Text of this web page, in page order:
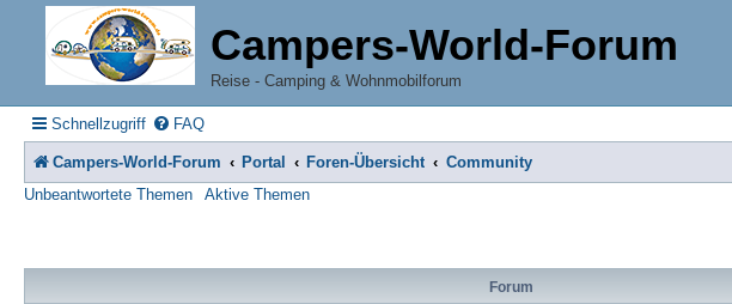
Campers-World-Forum
Reise - Camping & Wohnmobilforum
Schnellzugriff FAQ
Campers-World-Forum Portal Foren-Übersicht
Community
Unbeantwortete Themen
Aktive Themen
Forum